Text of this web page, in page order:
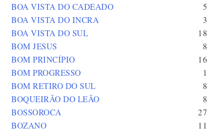
BOA VISTA DO CADEADO
5
BOA VISTA DO INCRA
3
BOA VISTA DO SUL
18
BOM JESUS
8
BOM PRINCÍPIO
16
BOM PROGRESSO
1
BOM RETIRO DO SUL
8
BOQUEIRÃO DO LEÃO
8
BOSSOROCA
27
BOZANO
11